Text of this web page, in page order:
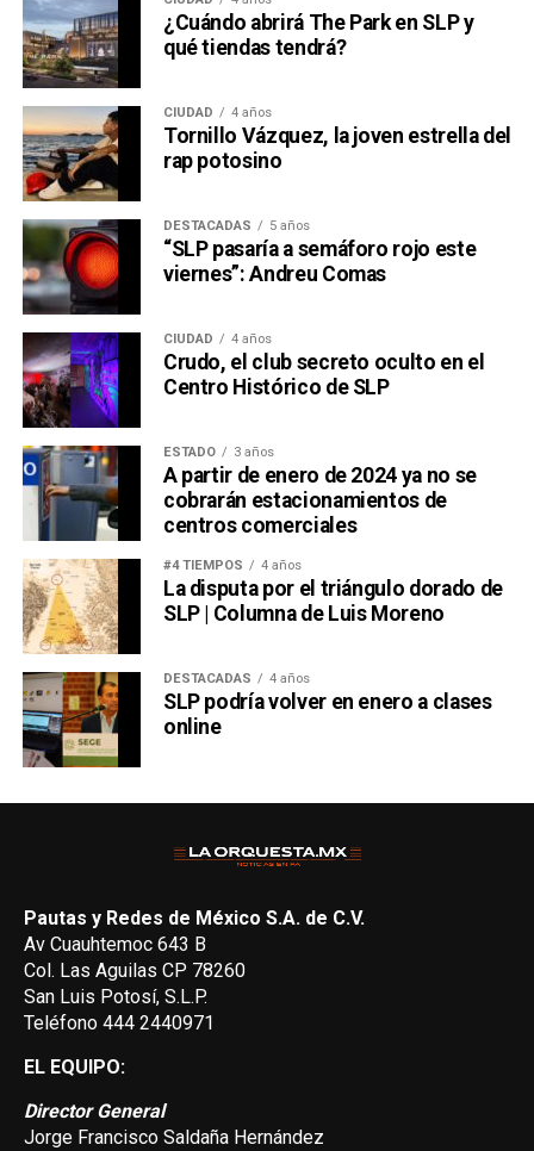
¿Cuándo abrirá The Park en SLP y
qué tiendas tendrá?
CIUDAD 4 años
Tornillo Vázquez, la joven estrella del
rap potosino
DESTACADAS 5 años
“SLP pasaría a semáforo rojo este
viernes”: Andreu Comas
CIUDAD 4 años
Crudo, el club secreto oculto en el
Centro Histórico de SLP
ESTADO 3 años
A partir de enero de 2024 ya no se
cobrarán estacionamientos de
centros comerciales
#4 TIEMPOS 4 años
La disputa por el triángulo dorado de
SLP | Columna de Luis Moreno
DESTACADAS 4 años
SLP podría volver en enero a clases
online
Pautas y Redes de México S.A. de C.V.
Av Cuauhtemoc 643 B
Col. Las Aguilas CP 78260
San Luis Potosí, S.L.P.
Teléfono 444 2440971
EL EQUIPO:
Director General
Jorge Francisco Saldaña Hernández